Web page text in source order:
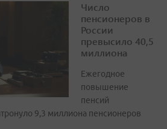
Число
пенсионеров в
России
превысило 40,5
миллиона
Ежегодное
повышение
пенсий
9,3 миллиона пенсионеров